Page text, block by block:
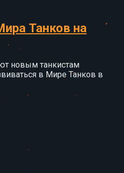
Танков на
новым танкистам
в Мире Танков в